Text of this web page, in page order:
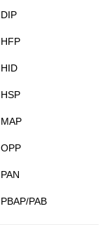
DIP
HFP
HID
HSP
MAP
OPP
PAN
PBAP/PAB